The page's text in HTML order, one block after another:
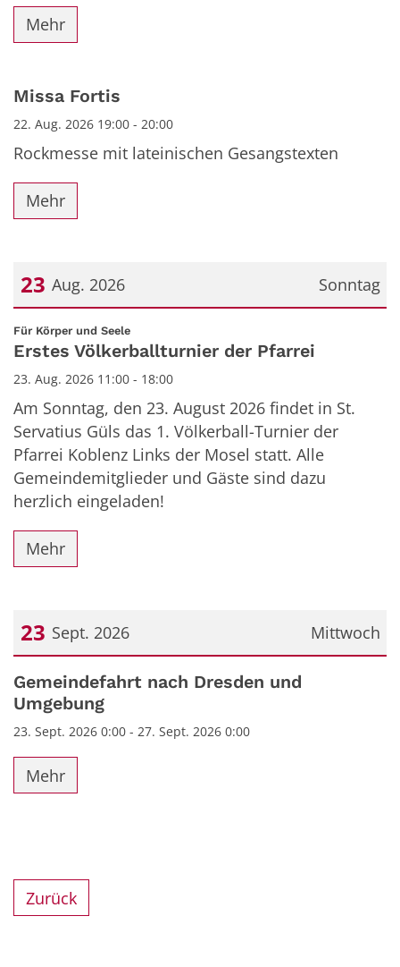
Mehr
Missa Fortis
22. Aug. 2026 19:00 - 20:00
Rockmesse mit lateinischen Gesangstexten
Mehr
Sonntag
23 Aug. 2026
Datum: 23. August 2026
Für Körper und Seele:
Erstes Völkerballturnier der Pfarrei
23. Aug. 2026 11:00 - 18:00
Am Sonntag, den 23. August 2026 findet in St.
Servatius Güls das 1. Völkerball-Turnier der
Pfarrei Koblenz Links der Mosel statt. Alle
Gemeindemitglieder und Gäste sind dazu
herzlich eingeladen!
Mehr
Mittwoch
23 Sept. 2026
Datum: 23. September 2026
Gemeindefahrt nach Dresden und
Umgebung
23. Sept. 2026 0:00 - 27. Sept. 2026 0:00
Mehr
Zurück